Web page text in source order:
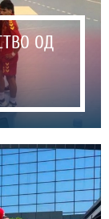
ОД